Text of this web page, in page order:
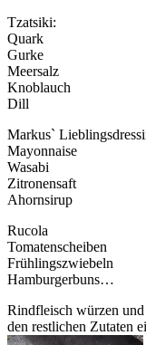
Tzatsiki:
Quark
Gurke
Meersalz
Knoblauch
Dill
Markus`
Mayonnaise
Wasabi
Zitronensaft
Ahornsirup
Rucola
Tomatenscheiben
Frühlingszwiebeln
Hamburgerbuns…
Rindfleisch würzen
den restlichen Zutaten